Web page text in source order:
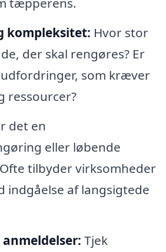
kompleksitet: Hvor stor
der skal rengøres? Er
som kræver
ressourcer?
det en
eller løbende
tilbyder virksomheder
indgåelse af langsigtede
Tjek